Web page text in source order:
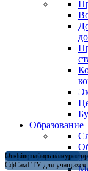
Образование
Магистратура в
Открыт набор на летние
СфСамГТУ для учащихся
On-Line запись на курсы